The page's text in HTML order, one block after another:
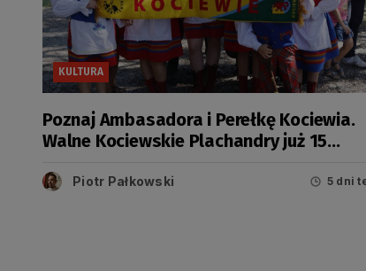
KULTURA
Poznaj Ambasadora i Perełkę Kociewia.
Walne Kociewskie Plachandry już 15
Piotr Pałkowski 5 dni